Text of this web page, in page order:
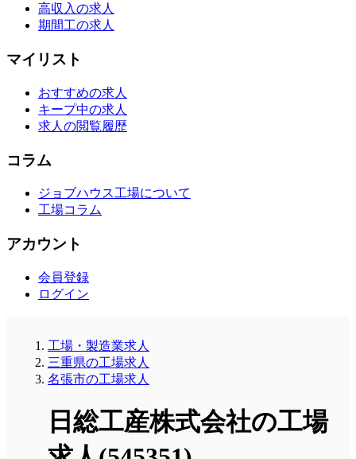
高収入の求人
期間工の求人
マイリスト
おすすめの求人
キープ中の求人
求人の閲覧履歴
コラム
ジョブハウス工場について
工場コラム
アカウント
会員登録
ログイン
工場・製造業求人
三重県の工場求人
名張市の工場求人
日総工産株式会社の工場